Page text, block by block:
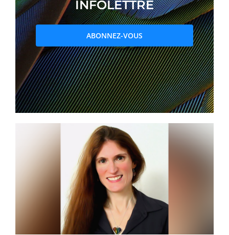
PRIX ET DISTINCTIONS
Recherche
Répertoire
Ressources
Abonnement à l’infolettre
INFOLETTRE
ABONNEZ-VOUS